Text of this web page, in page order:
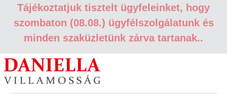
Tájékoztatjuk tisztelt ügyfeleinket, hogy
szombaton (08.08.) ügyfélszolgálatunk és
minden szaküzletünk zárva tartanak..